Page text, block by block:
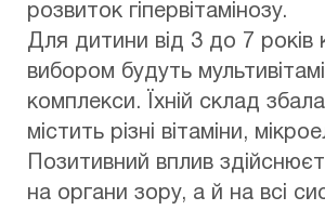
розвиток гіпервітамінозу.
Для дитини від 3 до 7 років
вибором будуть
комплекси. Їхній склад
містить різні вітаміни,
Позитивний вплив
на органи зору, а й на всі